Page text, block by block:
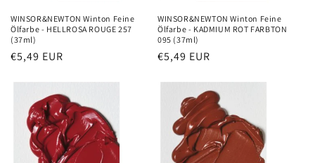
WINSOR&NEWTON Winton Feine
Ölfarbe - HELLROSA ROUGE 257
(37ml)
Precio
€5,49 EUR
WINSOR&NEWTON Winton Feine
Ölfarbe - KADMIUM ROT FARBTON
095 (37ml)
Precio
€5,49 EUR